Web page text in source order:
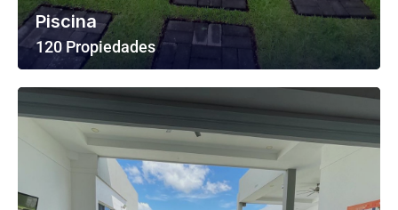
Piscina
120 Propiedades
Ver Todas Las Propiedades